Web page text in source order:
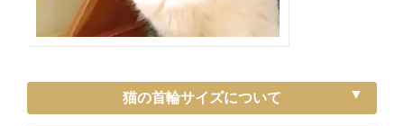
猫の首輪サイズについて